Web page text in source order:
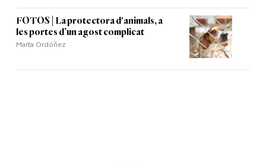
FOTOS | La protectora d'animals, a
les portes d’un agost complicat
Marta Ordóñez